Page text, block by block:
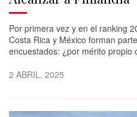
Por primera vez y en el ranking
Costa Rica y México forman
encuestados: ¿por mérito propio
2 ABRIL, 2025